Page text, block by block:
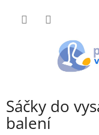
Sáčky do
balení